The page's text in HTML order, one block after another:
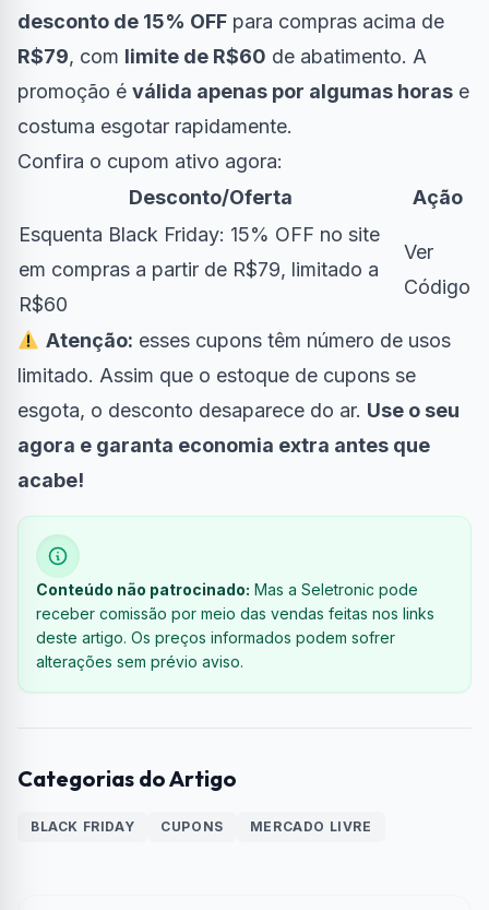
desconto de 15% OFF para compras acima de
R$79, com limite de R$60 de abatimento. A
promoção é válida apenas por algumas horas e
costuma esgotar rapidamente.
Confira o cupom ativo agora:
Desconto/Oferta
Ação
Esquenta Black Friday: 15% OFF no site
em compras a partir de R$79, limitado a
R$60
Ver
Código
Atenção: esses cupons têm número de usos
limitado. Assim que o estoque de cupons se
esgota, o desconto desaparece do ar. Use o seu
agora e garanta economia extra antes que
acabe!
Conteúdo não patrocinado: Mas a Seletronic pode
receber comissão por meio das vendas feitas nos links
deste artigo. Os preços informados podem sofrer
alterações sem prévio aviso.
Categorias do Artigo
BLACK FRIDAY CUPONS MERCADO LIVRE